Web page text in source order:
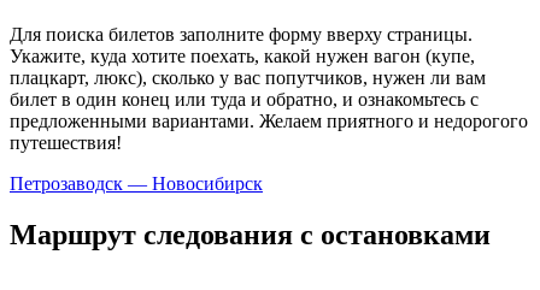
Для поиска билетов заполните форму вверху страницы.
Укажите, куда хотите поехать, какой нужен вагон (купе,
плацкарт, люкс), сколько у вас попутчиков, нужен ли вам
билет в один конец или туда и обратно, и ознакомьтесь с
предложенными вариантами. Желаем приятного и недорогого
путешествия!
Петрозаводск — Новосибирск
Маршрут следования с остановками